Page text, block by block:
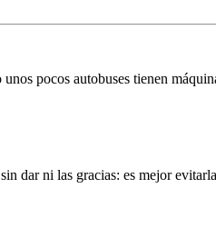
pocos autobuses tienen
dar ni las gracias: es mejor